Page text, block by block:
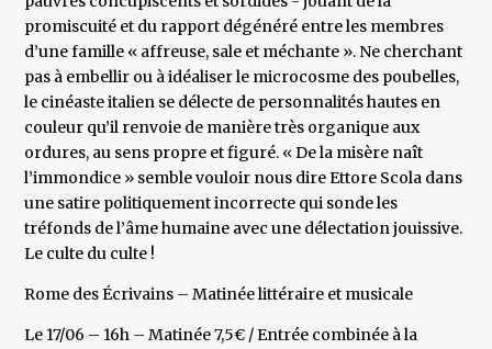
promiscuité et du rapport dégénéré entre les membres
d’une famille « affreuse, sale et méchante ». Ne cherchant
pas à embellir ou à idéaliser le microcosme des poubelles,
le cinéaste italien se délecte de personnalités hautes en
couleur qu’il renvoie de manière très organique aux
ordures, au sens propre et figuré. « De la misère naît
l’immondice » semble vouloir nous dire Ettore Scola dans
une satire politiquement incorrecte qui sonde les
tréfonds de l’âme humaine avec une délectation jouissive.
Le culte du culte !
Rome des Écrivains – Matinée littéraire et musicale
Le 17/06 – 16h – Matinée 7,5€ / Entrée combinée à la